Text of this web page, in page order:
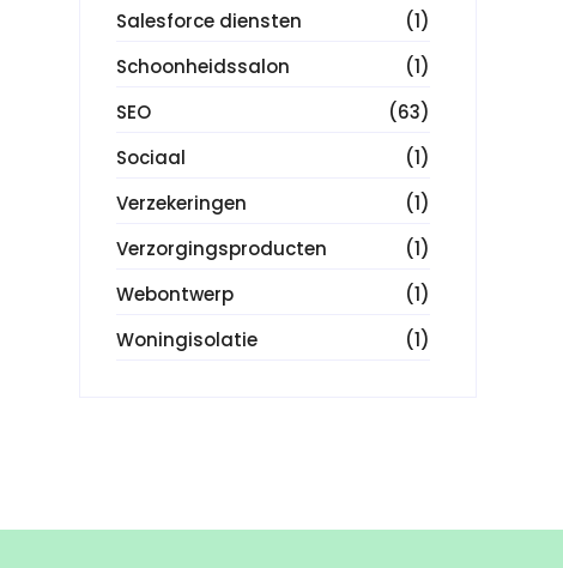
Salesforce diensten
(1)
Schoonheidssalon
(1)
SEO
(63)
Sociaal
(1)
Verzekeringen
(1)
Verzorgingsproducten
(1)
Webontwerp
(1)
Woningisolatie
(1)